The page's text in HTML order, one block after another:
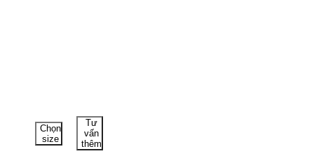
Chọn
size
Tư
vấn
thêm